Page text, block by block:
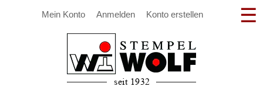
Mein Konto Anmelden Konto erstellen